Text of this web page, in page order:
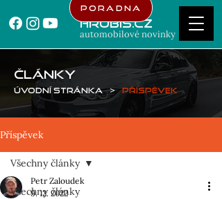
Hrubis.cz
automobilové novinky
Poradna
ČLÁNKY
Úvodní stránka > Příspěvek
Příspěvek
Všechny články
Všechny články
Petr Zaloudek
9. 12. 2022